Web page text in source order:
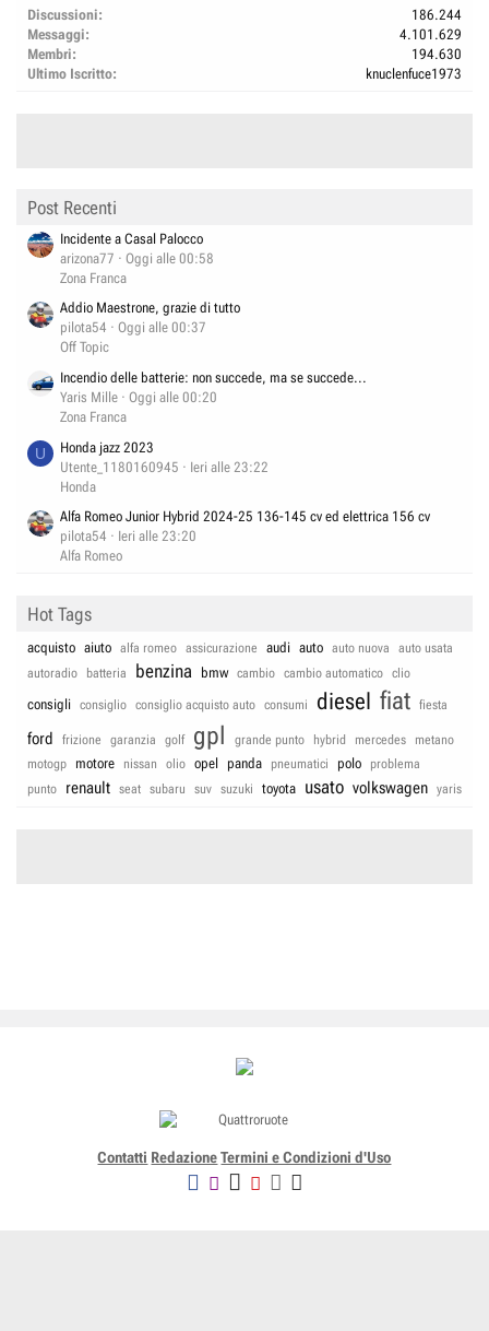
Discussioni
186.244
Messaggi
4.101.629
Membri
194.630
Ultimo Iscritto
knuclenfuce1973
Post Recenti
Incidente a Casal Palocco
arizona77
Oggi alle 00:58
Zona Franca
Addio Maestrone, grazie di tutto
pilota54
Oggi alle 00:37
Off Topic
Incendio delle batterie: non succede, ma se succede...
Yaris Mille
Oggi alle 00:20
Zona Franca
U
Honda jazz 2023
Utente_1180160945
Ieri alle 23:22
Honda
Alfa Romeo Junior Hybrid 2024-25 136-145 cv ed elettrica 156 cv
pilota54
Ieri alle 23:20
Alfa Romeo
Hot Tags
acquisto aiuto alfa romeo assicurazione audi auto auto nuova
auto usata
autoradio
batteria benzina bmw cambio cambio automatico clio
consigli consiglio consiglio acquisto auto consumi diesel fiat fiesta
ford frizione garanzia golf gpl grande punto hybrid mercedes
metano
motogp
motore nissan olio opel panda pneumatici polo
problema
punto
renault seat subaru suv suzuki toyota usato volkswagen yaris
Contatti Redazione Termini e Condizioni d'Uso